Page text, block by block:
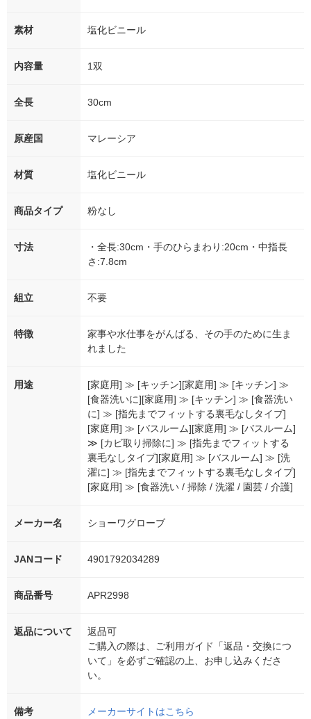
素材 塩化ビニール
内容量 1双
全長 30cm
原産国 マレーシア
材質 塩化ビニール
商品タイプ 粉なし
寸法
・全長:30cm・手のひらまわり:20cm・中指長
さ:7.8cm
組立 不要
特徴
家事や水仕事をがんばる、その手のために生ま
れました
用途
[家庭用] ≫ [キッチン][家庭用] ≫ [キッチン] ≫
[食器洗いに][家庭用] ≫ [キッチン] ≫ [食器洗い
に] ≫ [指先までフィットする裏毛なしタイプ]
[家庭用] ≫ [バスルーム][家庭用] ≫ [バスルーム]
≫ [カビ取り掃除に] ≫ [指先までフィットする
裏毛なしタイプ][家庭用] ≫ [バスルーム] ≫ [洗
濯に] ≫ [指先までフィットする裏毛なしタイプ]
[家庭用] ≫ [食器洗い / 掃除 / 洗濯 / 園芸 / 介護]
メーカー名 ショーワグローブ
JANコード 4901792034289
商品番号 APR2998
返品について
返品可
ご購入の際は、ご利用ガイド「返品・交換につ
いて」を必ずご確認の上、お申し込みくださ
い。
備考 メーカーサイトはこちら